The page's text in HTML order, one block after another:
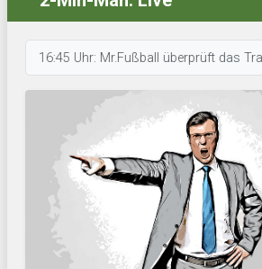
16:45 Uhr: Mr.Fußball überprüft das